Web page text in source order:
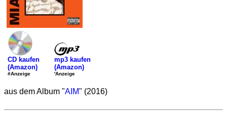
CD kaufen
(Amazon)
#Anzeige
mp3 kaufen
(Amazon)
'Anzeige
aus dem Album "AIM" (2016)